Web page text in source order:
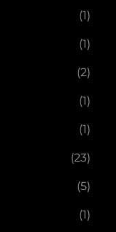
(1)
(1)
(2)
(1)
(1)
(23)
(5)
(1)